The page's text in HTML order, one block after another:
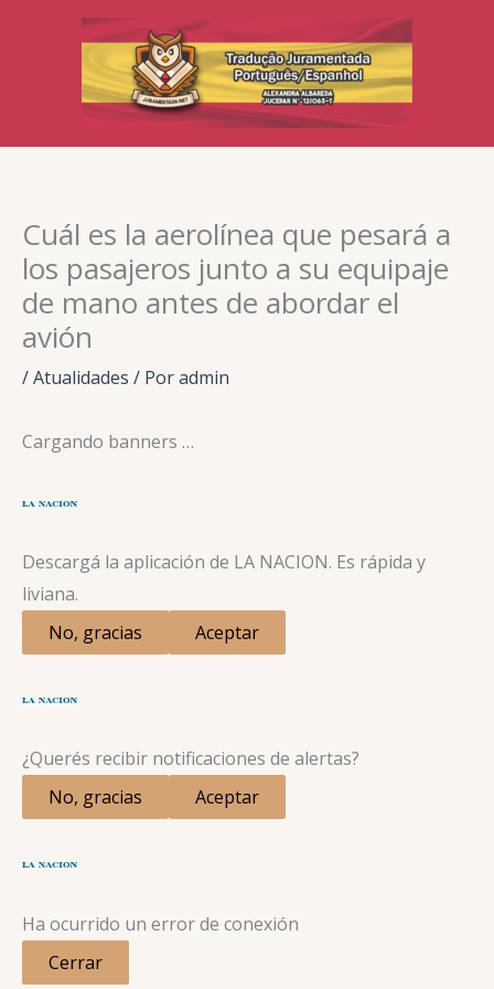
Cuál es la aerolínea que pesará a
los pasajeros junto a su equipaje
de mano antes de abordar el
avión
/Atualidades / Poradmin
Cargando banners …
Descargá la aplicación de LA NACION. Es rápida y
liviana.
No, gracias
Aceptar
¿Querés recibir notificaciones de alertas?
No, gracias
Aceptar
Ha ocurrido un error de conexión
Cerrar